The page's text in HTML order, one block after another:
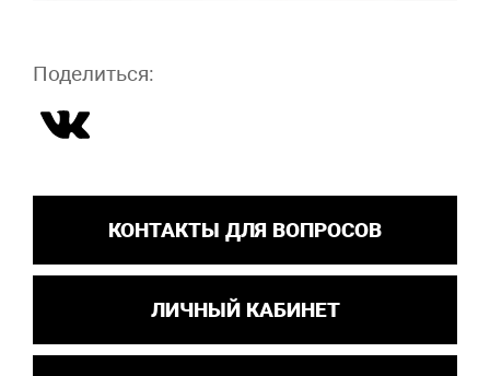
Поделиться:
КОНТАКТЫ ДЛЯ ВОПРОСОВ
ЛИЧНЫЙ КАБИНЕТ